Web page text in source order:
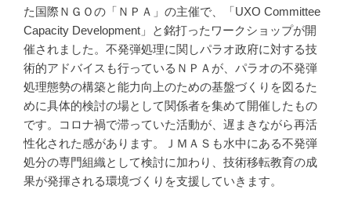
た国際ＮＧＯの「ＮＰＡ」の主催で、「UXO Committee
Capacity Development」と銘打ったワークショップが開
催されました。不発弾処理に関しパラオ政府に対する技
術的アドバイスも行っているＮＰＡが、パラオの不発弾
処理態勢の構築と能力向上のための基盤づくりを図るた
めに具体的検討の場として関係者を集めて開催したもの
です。コロナ禍で滞っていた活動が、遅まきながら再活
性化された感があります。ＪＭＡＳも水中にある不発弾
処分の専門組織として検討に加わり、技術移転教育の成
果が発揮される環境づくりを支援していきます。